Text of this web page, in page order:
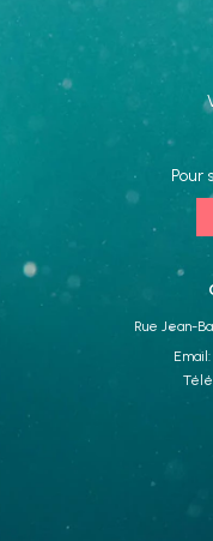
Pour
Rue Jean-
Email: